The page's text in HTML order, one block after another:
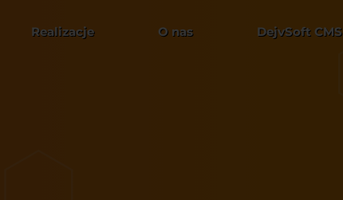
Realizacje O nas DejvSoft CMS